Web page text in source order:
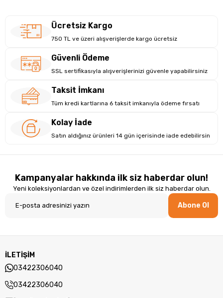
DDR4 RAM ve Gen4 SSD ile donatılmış Lenovo hepsi bir arada
masaüstü bilgisayar, yüksek hızda veri işleme ve depolama
olanağı sunar. RAM yuvası ile 64GB’a kadar yükseltilebilir
hafıza desteği sayesinde, gelecekteki performans
Ücretsiz Kargo
750 TL ve üzeri alışverişlerde kargo ücretsiz
Güvenli Ödeme
SSL sertifikasıyla alışverişlerinizi güvenle yapabilirsiniz
Taksit İmkanı
Tüm kredi kartlarına 6 taksit imkanıyla ödeme fırsatı
Kolay İade
Satın aldığınız ürünleri 14 gün içerisinde iade edebilirsin
Kampanyalar hakkında ilk siz haberdar olun!
Yeni koleksiyonlardan ve özel indirimlerden ilk siz haberdar olun.
Abone Ol
İLETİŞİM
03422306040
03422306040